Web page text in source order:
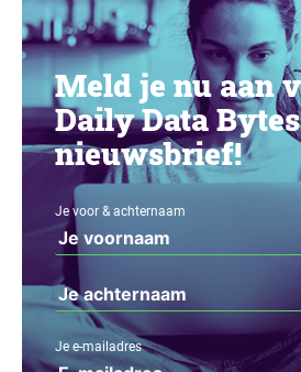
Meld je nu aan
Daily Data Bytes
nieuwsbrief!
Je voor & achternaam
Je e-mailadres